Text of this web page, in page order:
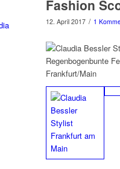
Fashion
12. April 2017 / 1
Regenbogenbunte
Frankfurt/Main